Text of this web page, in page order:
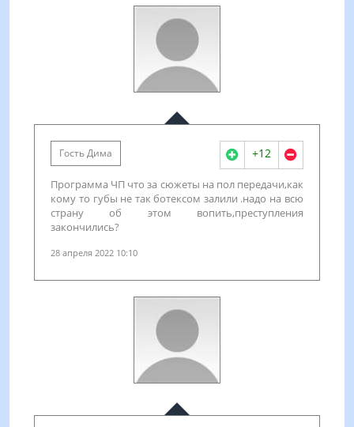
Гость Дима +12
Программа ЧП что за сюжеты на пол передачи,как
кому то губы не так ботексом залили .надо на всю
страну об этом вопить,преступления
закончились?
28 апреля 2022 10:10